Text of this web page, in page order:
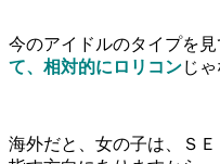
今のアイドルのタイプを見
て、相対的にロリコンじ
海外だと、女の子は、Ｓ